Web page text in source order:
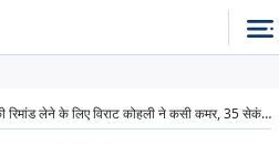
के लिए विराट कोहली ने कसी कमर, 35 सेकंड के इस VIDEO से बाबर आजम की उड़ जाएगी नींद